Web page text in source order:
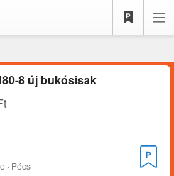
8 új bukósisak
· Pécs